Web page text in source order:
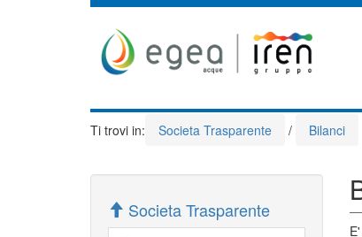
Ti trovi in: Societa Trasparente / Bilanci
Societa Trasparente